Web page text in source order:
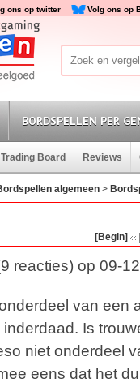
ons op twitter Volg ons op
BORDSPELLEN PER
Trading Board Reviews
algemeen >
[Begin]
reacties) op 09-
van een
Is
niet onderdeel
eens dat het